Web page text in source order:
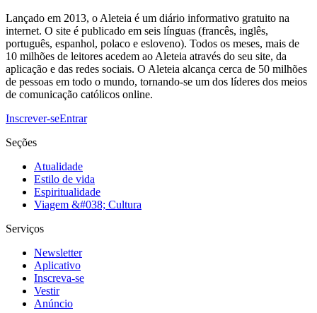
Lançado em 2013, o Aleteia é um diário informativo gratuito na
internet. O site é publicado em seis línguas (francês, inglês,
português, espanhol, polaco e esloveno). Todos os meses, mais de
10 milhões de leitores acedem ao Aleteia através do seu site, da
aplicação e das redes sociais. O Aleteia alcança cerca de 50 milhões
de pessoas em todo o mundo, tornando-se um dos líderes dos meios
de comunicação católicos online.
Inscrever-seEntrar
Seções
Atualidade
Estilo de vida
Espiritualidade
Viagem &#038; Cultura
Serviços
Newsletter
Aplicativo
Inscreva-se
Vestir
Anúncio